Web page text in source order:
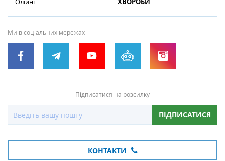
Ми в соціальних мережах
Підписатися на розсилку
ПІДПИСАТИСЯ
КОНТАКТИ